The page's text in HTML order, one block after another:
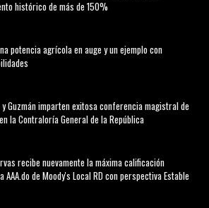
histórico de más de 150%
potencia agrícola en auge y un ejemplo con
Guzmán imparten exitosa conferencia magistral de
la Contraloría General de la República
recibe nuevamente la máxima calificación
AAA.do de Moody's Local RD con perspectiva Estable